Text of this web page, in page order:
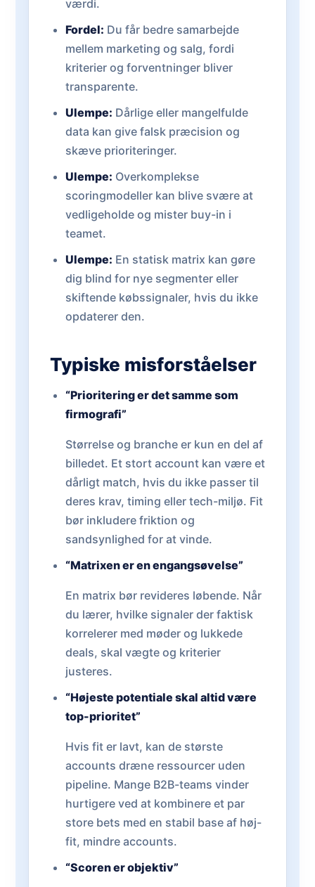
værdi.
Fordel: Du får bedre samarbejde
mellem marketing og salg, fordi
kriterier og forventninger bliver
transparente.
Ulempe: Dårlige eller mangelfulde
data kan give falsk præcision og
skæve prioriteringer.
Ulempe: Overkomplekse
scoringmodeller kan blive svære at
vedligeholde og mister buy-in i
teamet.
Ulempe: En statisk matrix kan gøre
dig blind for nye segmenter eller
skiftende købssignaler, hvis du ikke
opdaterer den.
Typiske misforståelser
“Prioritering er det samme som
firmografi”
Størrelse og branche er kun en del af
billedet. Et stort account kan være et
dårligt match, hvis du ikke passer til
deres krav, timing eller tech-miljø. Fit
bør inkludere friktion og
sandsynlighed for at vinde.
“Matrixen er en engangsøvelse”
En matrix bør revideres løbende. Når
du lærer, hvilke signaler der faktisk
korrelerer med møder og lukkede
deals, skal vægte og kriterier
justeres.
“Højeste potentiale skal altid være
top-prioritet”
Hvis fit er lavt, kan de største
accounts dræne ressourcer uden
pipeline. Mange B2B-teams vinder
hurtigere ved at kombinere et par
store bets med en stabil base af høj-
fit, mindre accounts.
“Scoren er objektiv”